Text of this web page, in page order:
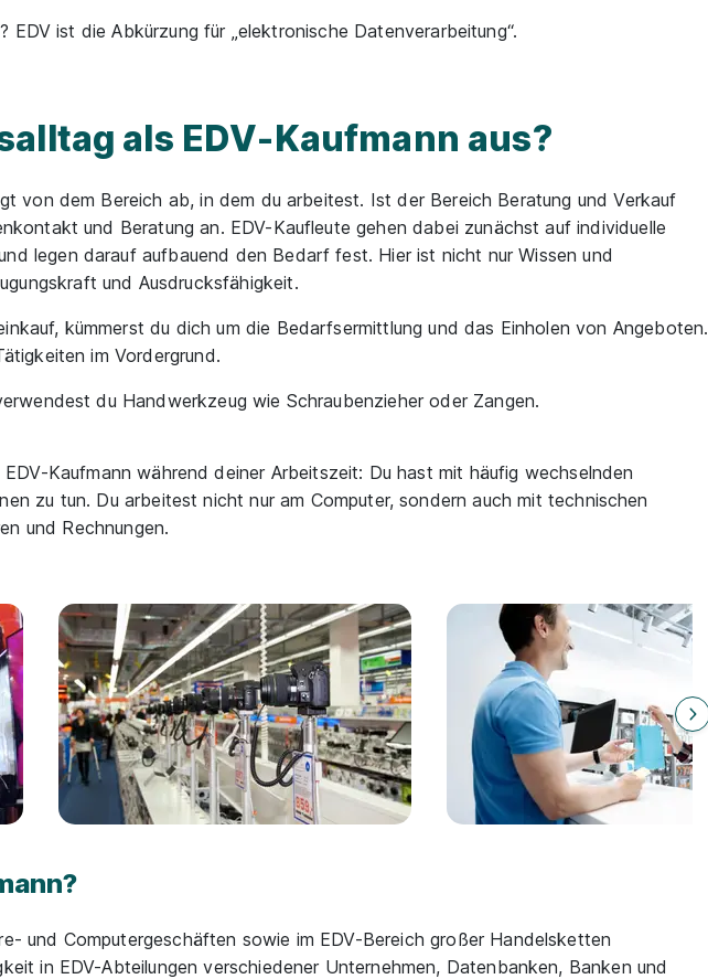
EDV ist die Abkürzung für „elektronische Datenverarbeitung“.
als EDV-Kaufmann aus?
von dem Bereich ab, in dem du arbeitest. Ist der Bereich Beratung und Verkauf
und Beratung an. EDV-Kaufleute gehen dabei zunächst auf individuelle
legen darauf aufbauend den Bedarf fest. Hier ist nicht nur Wissen und
und Ausdrucksfähigkeit.
kümmerst du dich um die Bedarfsermittlung und das Einholen von Angeboten.
im Vordergrund.
du Handwerkzeug wie Schraubenzieher oder Zangen.
Kaufmann während deiner Arbeitszeit: Du hast mit häufig wechselnden
zu tun. Du arbeitest nicht nur am Computer, sondern auch mit technischen
und Rechnungen.
und Computergeschäften sowie im EDV-Bereich großer Handelsketten
in EDV-Abteilungen verschiedener Unternehmen, Datenbanken, Banken und